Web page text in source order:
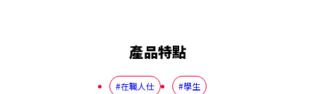
產品特點
#在職人仕 #學生